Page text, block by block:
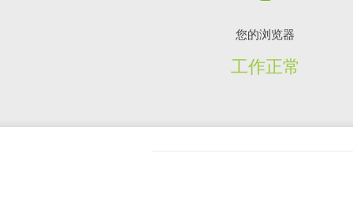
您的浏览器
工作正常